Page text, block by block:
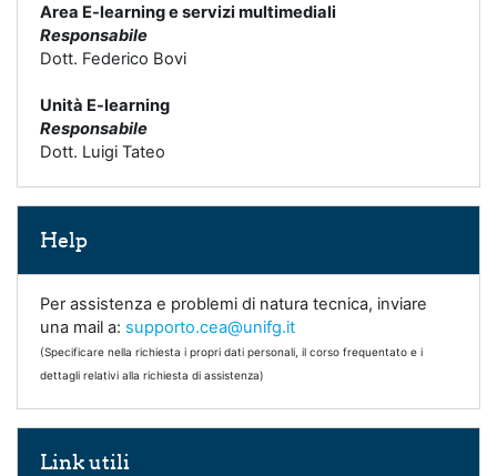
Area E-learning e servizi multimediali
Responsabile
Dott. Federico Bovi
Unità E-learning
Responsabile
Dott. Luigi Tateo
Help
Per assistenza e problemi di natura tecnica, inviare
una mail a: supporto.cea@unifg.it
(Specificare nella richiesta i propri dati personali, il corso frequentato e i
dettagli relativi alla richiesta di assistenza)
Link utili